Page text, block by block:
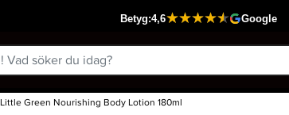
Little Green Nourishing Body Lotion 180ml